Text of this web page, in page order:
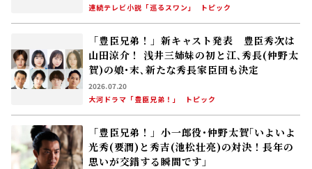
連続テレビ小説「巡るスワン」
トピック
「豊臣兄弟！」新キャスト発表 豊臣秀次は
山田涼介！ 浅井三姉妹の初と江､秀長(仲野太
賀)の娘･末､新たな秀長家臣団も決定
2026.07.20
大河ドラマ「豊臣兄弟！」
トピック
「豊臣兄弟！」小一郎役･仲野太賀｢いよいよ
光秀(要潤)と秀吉(池松壮亮)の対決！長年の
思いが交錯する瞬間です」